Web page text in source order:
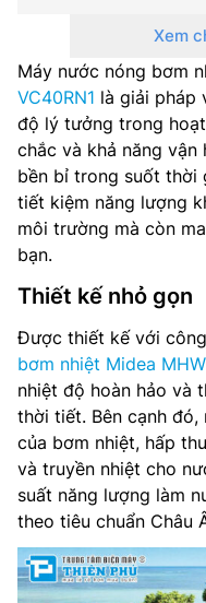
Bộ trao đổi nhiệt với
Máy nén: Quay (Inverter)
Môi chất lạnh R410a
Van tiết lưu: Van tiết
Độ ồn bên ngoài: 63
Trọng lượng máy: 152 kg
Đường ống kết nối:
Áp lực nước giảm: 80
Bộ điều khiển dây:
Lưu lượng nước nóng
Nhiệt độ môi trường
Xem
Máy nước nóng bơm
VC40RN1 là giải pháp
độ lý tưởng trong
chắc và khả năng vận
bền bỉ trong suốt thời
tiết kiệm năng lượng
môi trường mà còn
bạn.
Thiết kế nhỏ gọn
Được thiết kế với
bơm nhiệt Midea
nhiệt độ hoàn hảo và
thời tiết. Bên cạnh
của bơm nhiệt, hấp
và truyền nhiệt cho
suất năng lượng làm
theo tiêu chuẩn Châu